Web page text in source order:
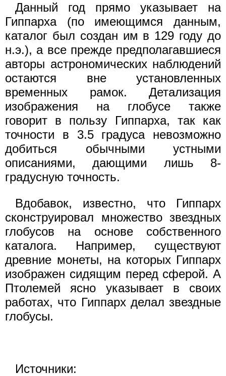
Данный год прямо указывает на
Гиппарха (по имеющимся данным,
каталог был создан им в 129 году до
н.э.), а все прежде предполагавшиеся
авторы астрономических наблюдений
остаются вне установленных
временных рамок. Детализация
изображения на глобусе также
говорит в пользу Гиппарха, так как
точности в 3.5 градуса невозможно
добиться обычными устными
описаниями, дающими лишь 8-
градусную точность.
Вдобавок, известно, что Гиппарх
сконструировал множество звездных
глобусов на основе собственного
каталога. Например, существуют
древние монеты, на которых Гиппарх
изображен сидящим перед сферой. А
Птолемей ясно указывает в своих
работах, что Гиппарх делал звездные
глобусы.
Источники: